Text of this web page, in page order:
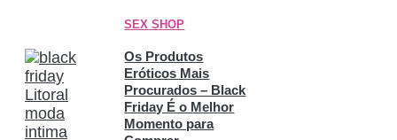
SEX SHOP
Os Produtos
Eróticos Mais
Procurados – Black
Friday É o Melhor
Momento para